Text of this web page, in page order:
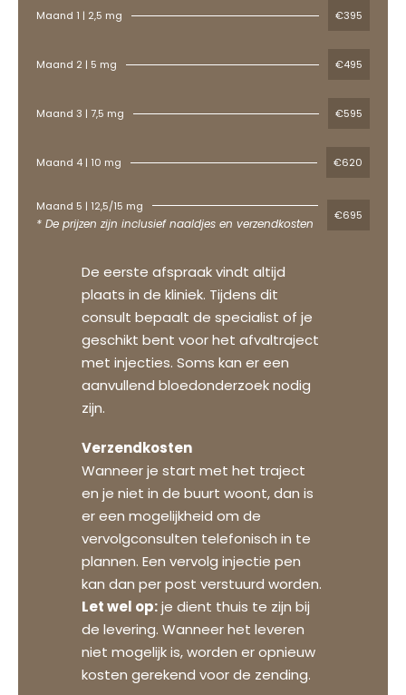
Maand 1 | 2,5 mg €395
Maand 2 | 5 mg €495
Maand 3 | 7,5 mg €595
Maand 4 | 10 mg €620
Maand 5 | 12,5/15 mg
* De prijzen zijn inclusief naaldjes en verzendkosten
€695
De eerste afspraak vindt altijd
plaats in de kliniek. Tijdens dit
consult bepaalt de specialist of je
geschikt bent voor het afvaltraject
met injecties. Soms kan er een
aanvullend bloedonderzoek nodig
zijn.
Verzendkosten
Wanneer je start met het traject
en je niet in de buurt woont, dan is
er een mogelijkheid om de
vervolgconsulten telefonisch in te
plannen. Een vervolg injectie pen
kan dan per post verstuurd worden.
Let wel op:je dient thuis te zijn bij
de levering. Wanneer het leveren
niet mogelijk is, worden er opnieuw
kosten gerekend voor de zending.